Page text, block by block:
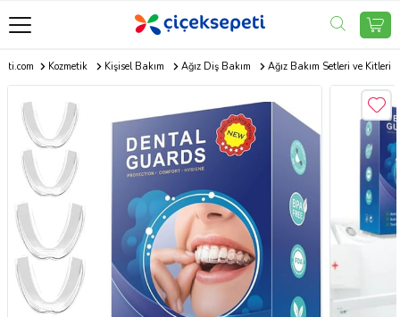
Kozmetik Kişisel Bakım Ağız Diş Bakım Ağız Bakım Setleri ve Kitleri